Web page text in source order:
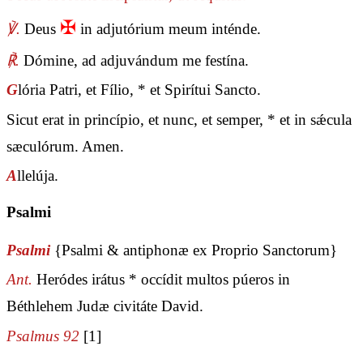
℣. Deus ✠ in adjutórium meum inténde.
℟. Dómine, ad adjuvándum me festína.
Glória Patri, et Fílio, * et Spirítui Sancto.
Sicut erat in princípio, et nunc, et semper, * et in sǽcula
sæculórum. Amen.
Allelúja.
Psalmi
Psalmi {Psalmi & antiphonæ ex Proprio Sanctorum}
Ant. Heródes irátus * occídit multos púeros in
Béthlehem Judæ civitáte David.
Psalmus 92 [1]